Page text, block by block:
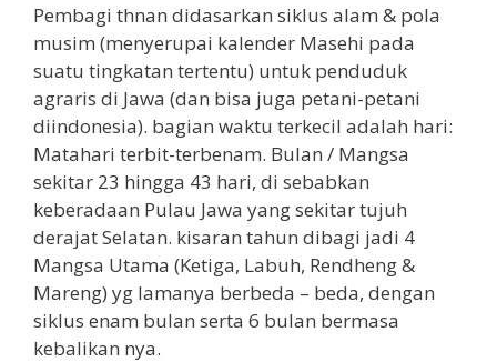
Pembagi thnan didasarkan siklus alam & pola
musim (menyerupai kalender Masehi pada
suatu tingkatan tertentu) untuk penduduk
agraris di Jawa (dan bisa juga petani-petani
diindonesia). bagian waktu terkecil adalah hari:
Matahari terbit-terbenam. Bulan / Mangsa
sekitar 23 hingga 43 hari, di sebabkan
keberadaan Pulau Jawa yang sekitar tujuh
derajat Selatan. kisaran tahun dibagi jadi 4
Mangsa Utama (Ketiga, Labuh, Rendheng &
Mareng) yg lamanya berbeda – beda, dengan
siklus enam bulan serta 6 bulan bermasa
kebalikan nya.